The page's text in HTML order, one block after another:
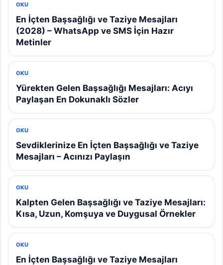
OKU
En İçten Başsağlığı ve Taziye Mesajları
(2028) – WhatsApp ve SMS İçin Hazır
Metinler
OKU
Yürekten Gelen Başsağlığı Mesajları: Acıyı
Paylaşan En Dokunaklı Sözler
OKU
Sevdiklerinize En İçten Başsağlığı ve Taziye
Mesajları – Acınızı Paylaşın
OKU
Kalpten Gelen Başsağlığı ve Taziye Mesajları:
Kısa, Uzun, Komşuya ve Duygusal Örnekler
OKU
En İçten Başsağlığı ve Taziye Mesajları